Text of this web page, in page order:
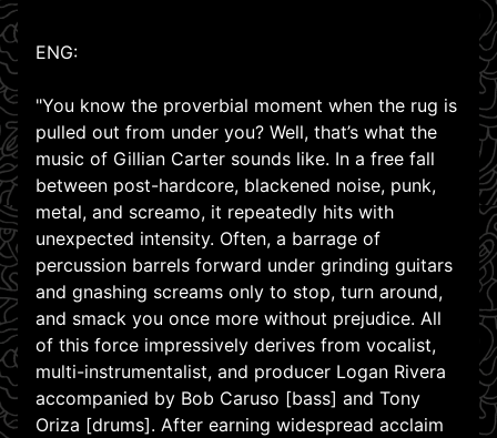
ENG:
"You know the proverbial moment when the rug is
pulled out from under you? Well, that’s what the
music of Gillian Carter sounds like. In a free fall
between post-hardcore, blackened noise, punk,
metal, and screamo, it repeatedly hits with
unexpected intensity. Often, a barrage of
percussion barrels forward under grinding guitars
and gnashing screams only to stop, turn around,
and smack you once more without prejudice. All
of this force impressively derives from vocalist,
multi-instrumentalist, and producer Logan Rivera
accompanied by Bob Caruso [bass] and Tony
Oriza [drums]. After earning widespread acclaim